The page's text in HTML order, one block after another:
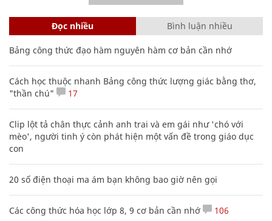
Đọc nhiều Bình luận nhiều
Bảng công thức đạo hàm nguyên hàm cơ bản cần nhớ
Cách học thuộc nhanh Bảng công thức lượng giác bằng thơ,
"thần chú"
17
Clip lột tả chân thực cảnh anh trai và em gái như 'chó với
mèo', người tinh ý còn phát hiện một vấn đề trong giáo dục
con
20 số điện thoại ma ám bạn không bao giờ nên gọi
Các công thức hóa học lớp 8, 9 cơ bản cần nhớ 106